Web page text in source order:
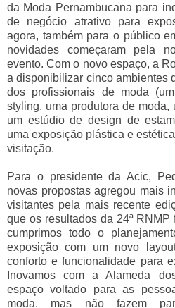
da Moda Pernambucana para
de negócio atrativo para
agora, também para o público
novidades começaram pela
evento. Com o novo espaço, a
a disponibilizar cinco ambientes
dos profissionais de moda
styling, uma produtora de
um estúdio de design de
uma exposição plástica e
visitação.
Para o presidente da Acic,
novas propostas agregou mais
visitantes pela mais recente
que os resultados da 24ª
cumprimos todo o
exposição com um novo
conforto e funcionalidade para
Inovamos com a Alameda
espaço voltado para as
moda, mas não fazem